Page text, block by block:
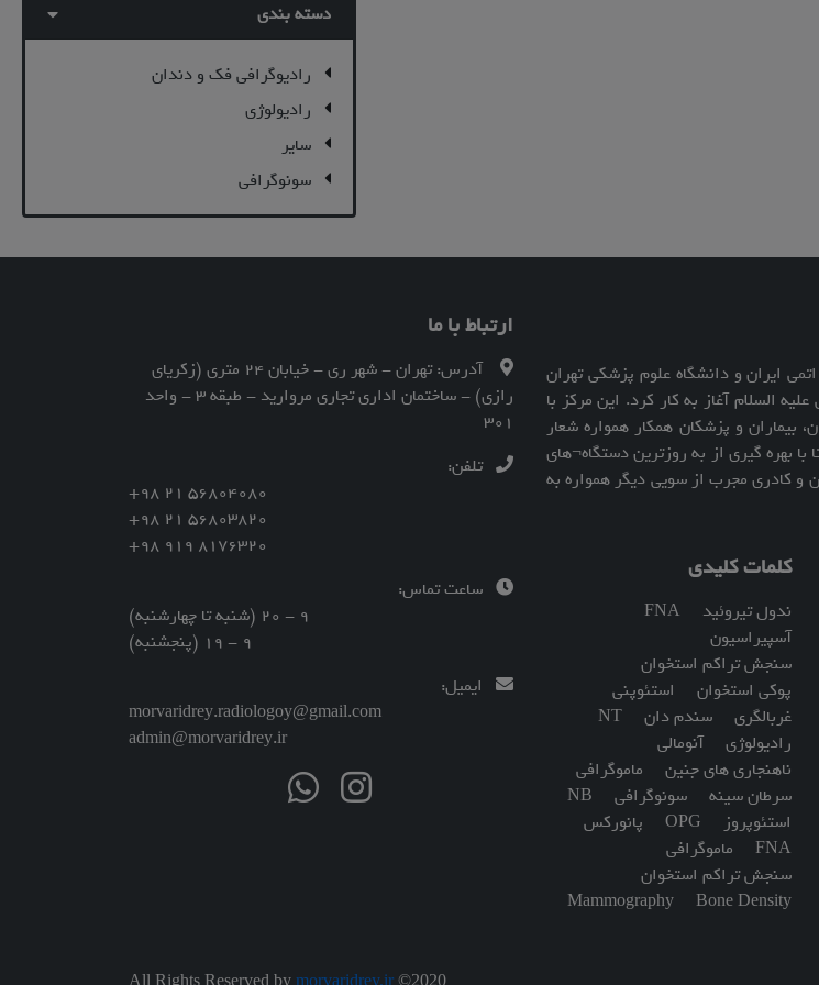
دسته بندی
رادیوگرافی فک و دندان
رادیولوژی
سایر
سونوگرافی
ایران و دانشگاه علوم پزشکی تهران
علیه السلام آغاز به کار کرد. این مرکز با
بیماران و پزشکان همکار همواره شعار
بهره گیری از به روزترین دستگاه¬های
کادری مجرب از سویی دیگر همواره به
کلمات کلیدی
ندول تیروئید
FNA
آسپیراسیون
سنجش تراکم استخوان
پوکی استخوان
استئوپنی
غربالگری
سندم دان
NT
رادیولوژی
آنومالی
ناهنجاری های جنین
ماموگرافی
سرطان سینه
سونوگرافی
NB
استئوپروز
OPG
پانورکس
FNA
ماموگرافی
سنجش تراکم استخوان
Bone Density
Mammography
ارتباط با ما
آدرس: تهران - شهر ری - خیابان 24 متری (زکریای
رازی) - ساختمان اداری تجاری مروارید - طبقه 3 - واحد
301
تلفن:
56804080 21 98+
56803820 21 98+
8176320 919 98+
ساعت تماس:
9 - 20 (شنبه تا چهارشنبه)
9 - 19 (پنجشنبه)
ایمیل:
morvaridrey.radiologoy@gmail.com
admin@morvaridrey.ir
All Rights Reserved by morvaridrey.ir ©2020